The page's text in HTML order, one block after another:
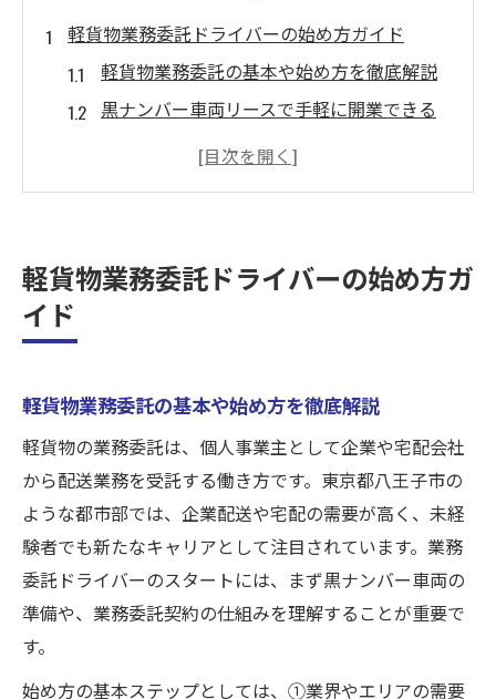
軽貨物業務委託ドライバーの始め方ガイド
軽貨物業務委託の基本や始め方を徹底解説
黒ナンバー車両リースで手軽に開業できる
業務委託契約から実務スタートまでの流れ
企業配送や宅配に挑戦する新たな選択肢とは
宅配業務委託ドライバーで広がる働き方改
革
黒ナンバー車両リース車利用のメリット解
説
企業配送や宅配で安定収入を目指す方法
未経験から始める軽貨物業務委託のポイン
ト
黒ナンバー車両リース車活用のコスト比較
軽貨物業務委託ドライバーの始め方ガ
イド
軽貨物業務委託の基本や始め方を徹底解説
軽貨物の業務委託は、個人事業主として企業や宅配会社
から配送業務を受託する働き方です。東京都八王子市の
ような都市部では、企業配送や宅配の需要が高く、未経
験者でも新たなキャリアとして注目されています。業務
委託ドライバーのスタートには、まず黒ナンバー車両の
準備や、業務委託契約の仕組みを理解することが重要で
す。
始め方の基本ステップとしては、①業界やエリアの需要